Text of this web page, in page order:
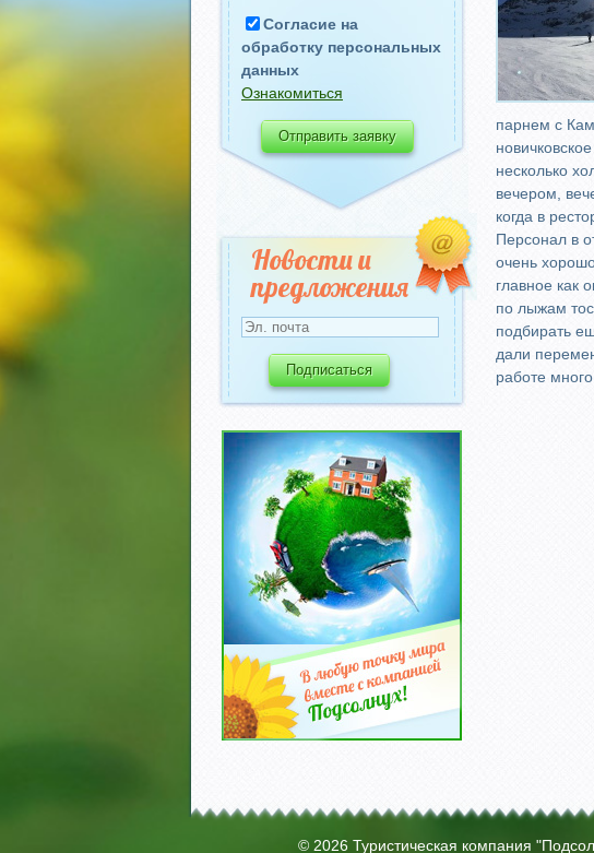
парнем с
несколько
вечером,
когда в
Персонал в
очень
главное как
по лыжам
подбирать
дали
работе
Согласие на
обработку персональных
данных
Ознакомиться
Новости и
предложения
© 2026 Туристическая компания